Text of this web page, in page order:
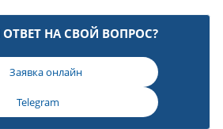
НА СВОЙ ВОПРОС?
Заявка онлайн
Telegram